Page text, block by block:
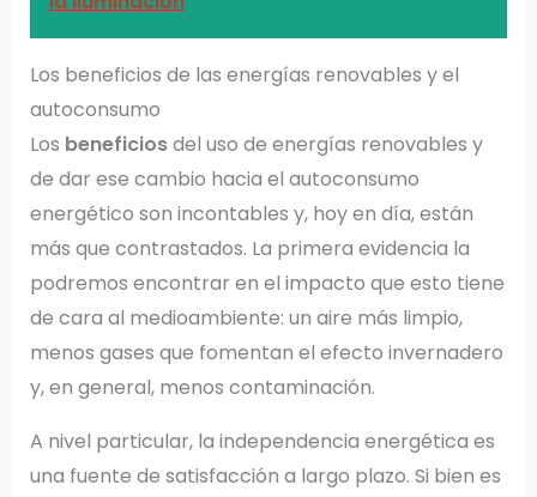
Los beneficios de las energías renovables y el
autoconsumo
Los beneficiosdel uso de energías renovables y
de dar ese cambio hacia el autoconsumo
energético son incontables y, hoy en día, están
más que contrastados. La primera evidencia la
podremos encontrar en el impacto que esto tiene
de cara al medioambiente: un aire más limpio,
menos gases que fomentan el efecto invernadero
y, en general, menos contaminación.
A nivel particular, la independencia energética es
una fuente de satisfacción a largo plazo. Si bien es